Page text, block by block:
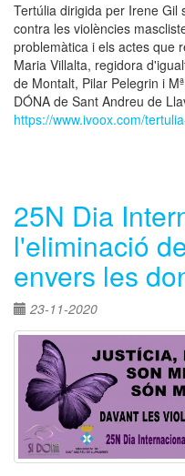
Tertúlia dirigida per Irene Gil
contra les violències
problemàtica i els actes que
Maria Villalta, regidora
de Montalt, Pilar Pelegrin i
DÓNA de Sant Andreu de
https://www.ivoox.com/
25N Dia
l'eliminació
envers les
23-11-2020